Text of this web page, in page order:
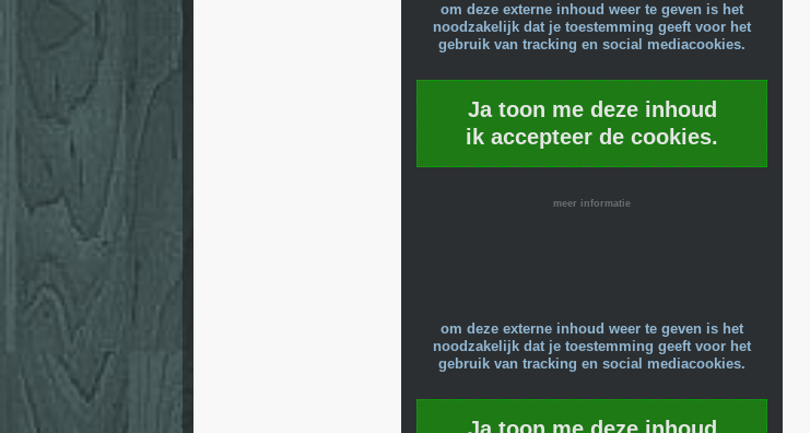
om deze externe inhoud weer te geven is het
noodzakelijk dat je toestemming geeft voor het
gebruik van tracking en social mediacookies.
Ja toon me deze inhoud
ik accepteer de cookies.
meer informatie
om deze externe inhoud weer te geven is het
noodzakelijk dat je toestemming geeft voor het
gebruik van tracking en social mediacookies.